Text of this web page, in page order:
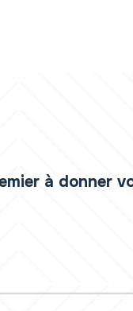
à donner